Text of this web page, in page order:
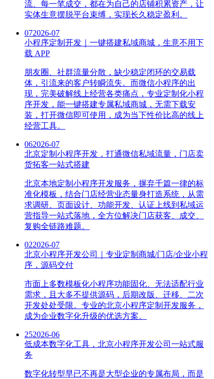
流、每一笔成交，都在为自己的店铺积累资产，让
实体生意摆脱平台束缚，实现长久稳定盈利。
072026-07
小程序定制开发｜一键搭建私域商城，生意不用下
载 APP
朋友圈、社群流量分散，缺少稳定闭环的交易载
体，引流来的客户转瞬流失。而微信小程序的出
现，完美破解线上经营各类痛点，专业定制化小程
序开发，能一键搭建专属私域商城，无需下载安
装，打开微信即可使用，成为当下性价比高的线上
经营工具。
062026-07
北京定制小程序开发，打通微信私域流量，门店卖
货拓客一站式搭建
北京本地定制小程序开发服务，摒弃千篇一律的标
准化模板，结合门店经营业态量身打造系统，从需
求调研、页面设计、功能开发、认证上线到私域运
营指导一站式落地，全方位解决门店获客、成交、
复购全链路难题。
022026-07
北京小程序开发公司｜专业定制商城/门店/企业小程
序，源码交付
市面上多数模板化小程序功能固化、无法适配行业
需求，且大多不提供源码，后期改版、迁移、二次
开发处处受限。专业的北京小程序定制开发服务，
成为企业数字化升级的优选方案。
252026-06
低成本数字化工具，北京小程序开发公司一站式服
务
数字化转型早已不再是大型企业的专属布局，而是